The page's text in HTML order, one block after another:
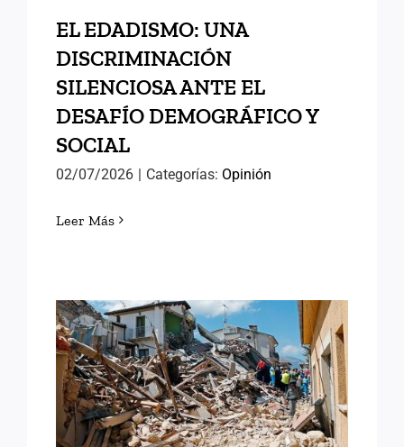
EL EDADISMO: UNA
DISCRIMINACIÓN
SILENCIOSA ANTE EL
DESAFÍO DEMOGRÁFICO Y
SOCIAL
02/07/2026 | Categorías: Opinión
Leer Más
VENEZUELA: ENFRENTAR
LAS DIFICULTADES